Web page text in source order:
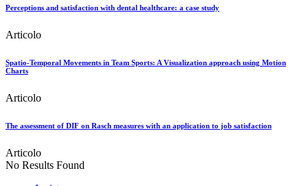
Perceptions and satisfaction with dental healthcare: a case study
Articolo
Spatio-Temporal Movements in Team Sports: A Visualization approach using Motion
Charts
Articolo
The assessment of DIF on Rasch measures with an application to job satisfaction
Articolo
No Results Found